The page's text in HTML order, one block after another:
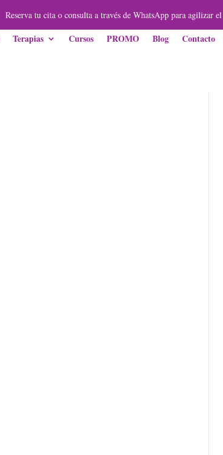
Reserva tu cita o consulta a través de WhatsApp para agilizar
Terapias Cursos PROMO Blog Contacto